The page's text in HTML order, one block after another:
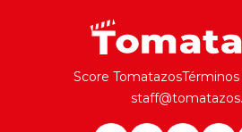
Score Tomatazos